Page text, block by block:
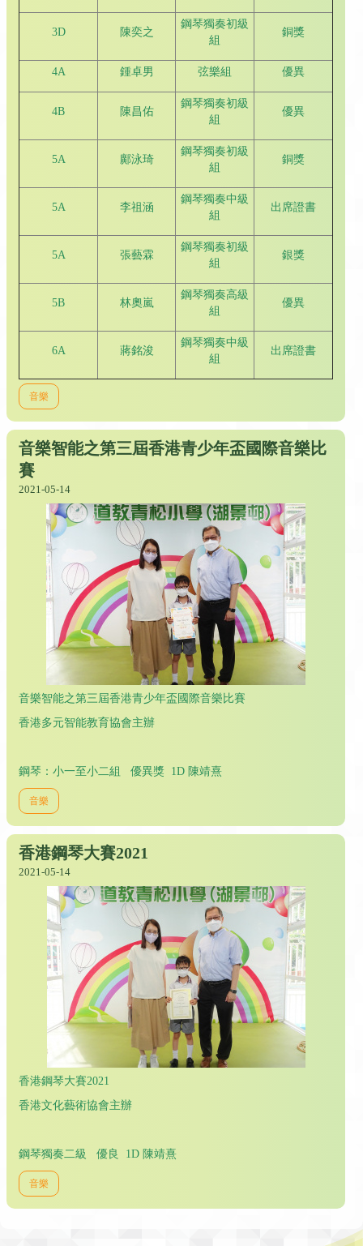
3D 陳奕之
鋼琴獨奏初級
組
銅獎
4A 鍾卓男 弦樂組 優異
4B 陳昌佑
鋼琴獨奏初級
組
優異
5A 鄺泳琦
鋼琴獨奏初級
組
銅獎
5A 李祖涵
鋼琴獨奏中級
組
出席證書
5A 張藝霖
鋼琴獨奏初級
組
銀獎
5B 林奧嵐
鋼琴獨奏高級
組
優異
6A 蔣銘浚
鋼琴獨奏中級
組
出席證書
音樂
音樂智能之第三屆香港青少年盃國際音樂比
賽
2021-05-14
音樂智能之第三屆香港青少年盃國際音樂比賽
香港多元智能教育協會主辦
鋼琴：小一至小二組 優異獎 1D 陳靖熹
音樂
香港鋼琴大賽2021
2021-05-14
香港鋼琴大賽2021
香港文化藝術協會主辦
鋼琴獨奏二級 優良 1D 陳靖熹
音樂